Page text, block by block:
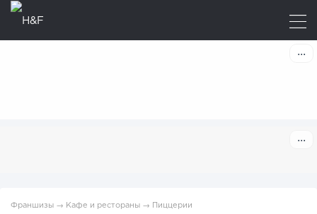
Франшизы → Кафе и рестораны → Пиццерии